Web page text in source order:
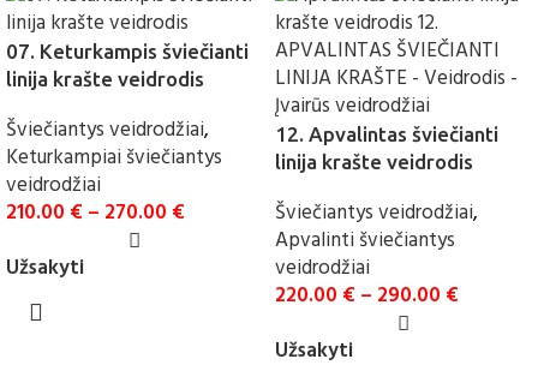
07. Keturkampis šviečianti
linija krašte veidrodis
Šviečiantys veidrodžiai,
Keturkampiai šviečiantys
veidrodžiai
210.00 € – 270.00 €
Užsakyti
12. Apvalintas šviečianti
linija krašte veidrodis
Šviečiantys veidrodžiai,
Apvalinti šviečiantys
veidrodžiai
220.00 € – 290.00 €
Užsakyti